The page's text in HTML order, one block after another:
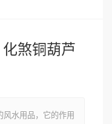
煞铜葫芦
风水用品，它的作用